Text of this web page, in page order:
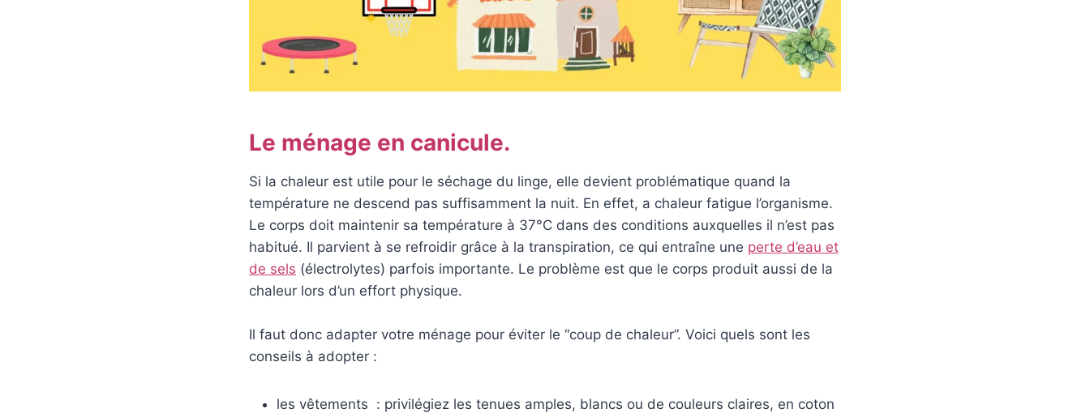
Le ménage en canicule.
Si la chaleur est utile pour le séchage du linge, elle devient problématique quand la
température ne descend pas suffisamment la nuit. En effet, a chaleur fatigue l’organisme.
Le corps doit maintenir sa température à 37°C dans des conditions auxquelles il n’est pas
habitué. Il parvient à se refroidir grâce à la transpiration, ce qui entraîne une perte d’eau et
de sels (électrolytes) parfois importante. Le problème est que le corps produit aussi de la
chaleur lors d’un effort physique.
Il faut donc adapter votre ménage pour éviter le “coup de chaleur”. Voici quels sont les
conseils à adopter :
les vêtements : privilégiez les tenues amples, blancs ou de couleurs claires, en coton